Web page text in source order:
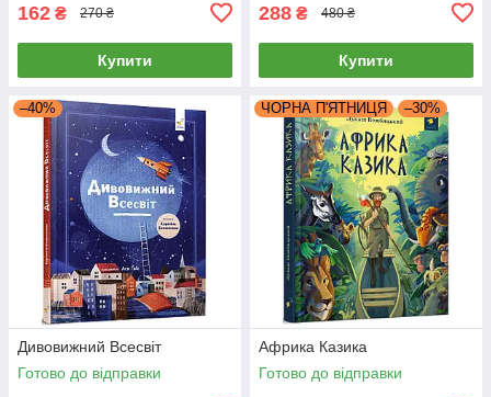
162 ₴ 270 ₴
Купити
288 ₴ 480 ₴
Купити
–40%
Дивовижний Всесвіт
Готово до відправки
ЧОРНА П'ЯТНИЦЯ –30%
Африка Казика
Готово до відправки